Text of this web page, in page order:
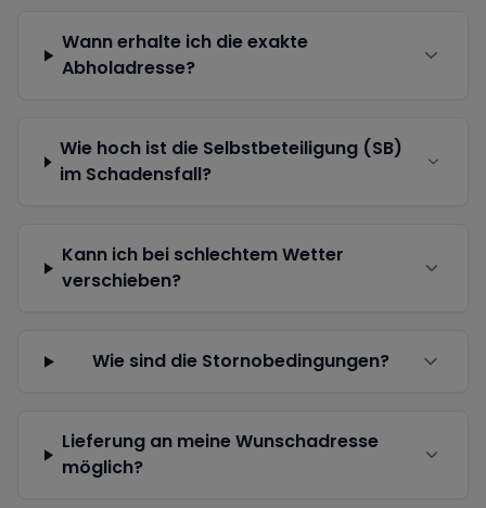
Wann erhalte ich die exakte
Abholadresse?
Wie hoch ist die Selbstbeteiligung (SB)
im Schadensfall?
Kann ich bei schlechtem Wetter
verschieben?
Wie sind die Stornobedingungen?
Lieferung an meine Wunschadresse
möglich?